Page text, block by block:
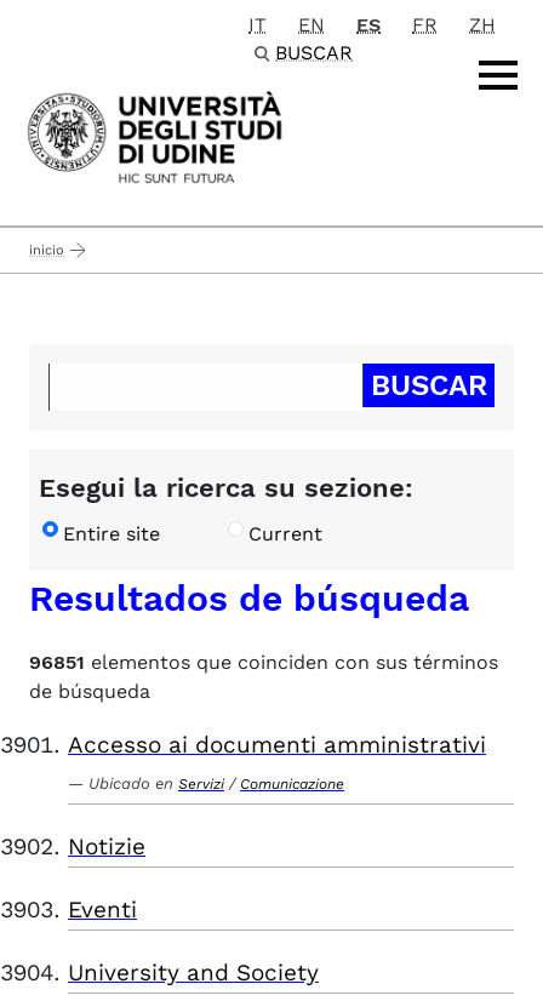
Passa al contenuto principale
IT EN ES FR
ZH
BUSCAR
inicio
Esegui la ricerca su sezione:
Entire site Current
Resultados de búsqueda
96851 elementos que coinciden con sus términos
de búsqueda
Accesso ai documenti amministrativi
Ubicado en Servizi / Comunicazione
Notizie
Eventi
University and Society